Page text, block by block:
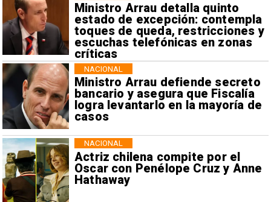
Ministro Arrau detalla quinto
estado de excepción: contempla
toques de queda, restricciones y
escuchas telefónicas en zonas
críticas
Ministro Arrau defiende secreto
bancario y asegura que Fiscalía
logra levantarlo en la mayoría de
casos
NACIONAL
Actriz chilena compite por el
Oscar con Penélope Cruz y Anne
Hathaway
NACIONAL